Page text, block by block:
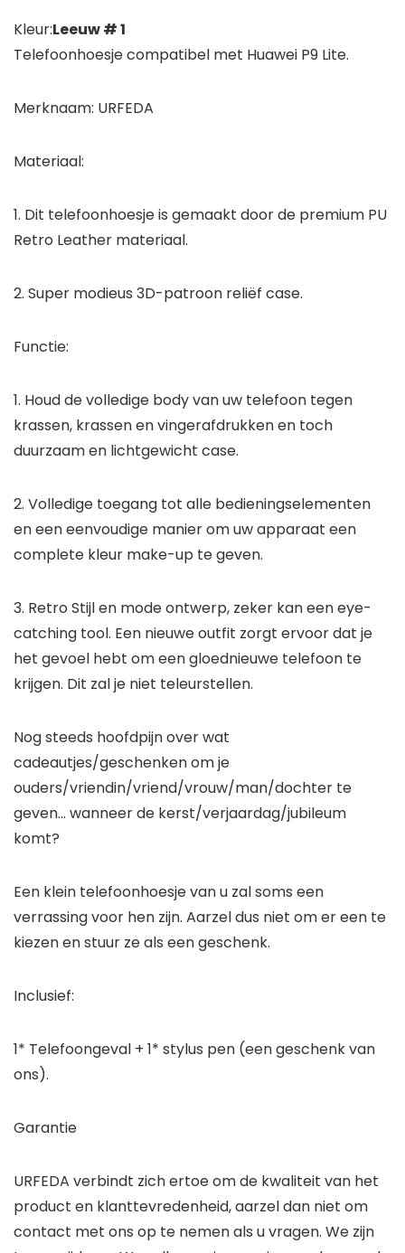
Kleur:Leeuw # 1
Telefoonhoesje compatibel met Huawei P9 Lite.
Merknaam: URFEDA
Materiaal:
1. Dit telefoonhoesje is gemaakt door de premium PU
Retro Leather materiaal.
2. Super modieus 3D-patroon reliëf case.
Functie:
1. Houd de volledige body van uw telefoon tegen
krassen, krassen en vingerafdrukken en toch
duurzaam en lichtgewicht case.
2. Volledige toegang tot alle bedieningselementen
en een eenvoudige manier om uw apparaat een
complete kleur make-up te geven.
3. Retro Stijl en mode ontwerp, zeker kan een eye-
catching tool. Een nieuwe outfit zorgt ervoor dat je
het gevoel hebt om een gloednieuwe telefoon te
krijgen. Dit zal je niet teleurstellen.
Nog steeds hoofdpijn over wat
cadeautjes/geschenken om je
ouders/vriendin/vriend/vrouw/man/dochter te
geven… wanneer de kerst/verjaardag/jubileum
komt?
Een klein telefoonhoesje van u zal soms een
verrassing voor hen zijn. Aarzel dus niet om er een te
kiezen en stuur ze als een geschenk.
Inclusief:
1* Telefoongeval + 1* stylus pen (een geschenk van
ons).
Garantie
URFEDA verbindt zich ertoe om de kwaliteit van het
product en klanttevredenheid, aarzel dan niet om
contact met ons op te nemen als u vragen. We zijn